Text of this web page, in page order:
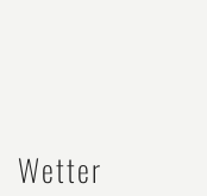
Wetter